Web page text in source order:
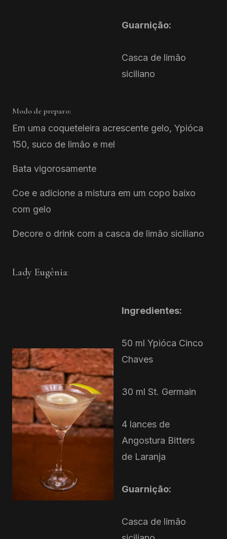
Guarnição:
Casca de limão
siciliano
Modo de preparo:
Em uma coqueteleira acrescente gelo, Ypióca
150, suco de limão e mel
Bata vigorosamente
Coe e adicione a mistura em um copo baixo
com gelo
Decore o drink com a casca de limão siciliano
Lady Eugênia:
Ingredientes:
50 ml Ypióca Cinco
Chaves
30 ml St. Germain
4 lances de
Angostura Bitters
de Laranja
Guarnição:
Casca de limão